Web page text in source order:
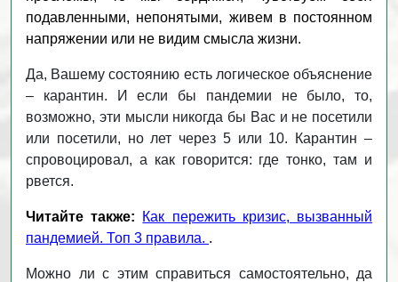
подавленными, непонятыми, живем в постоянном
напряжении или не видим смысла жизни.
Да, Вашему состоянию есть логическое объяснение
– карантин. И если бы пандемии не было, то,
возможно, эти мысли никогда бы Вас и не посетили
или посетили, но лет через 5 или 10. Карантин –
спровоцировал, а как говорится: где тонко, там и
рвется.
Читайте также:
Как пережить кризис, вызванный
пандемией. Топ 3 правила. .
Можно ли с этим справиться самостоятельно, да